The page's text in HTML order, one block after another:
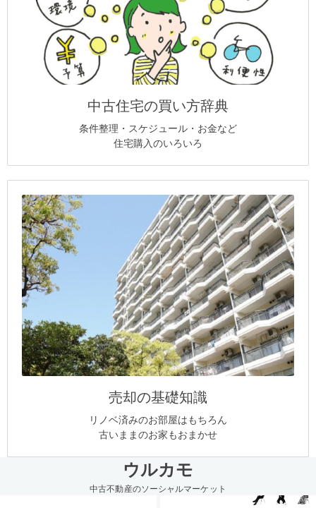
中古住宅の買い方辞典
条件整理・スケジュール・お金など
住宅購入のいろいろ
売却の基礎知識
リノベ済みのお部屋はもちろん
古いままのお家もおまかせ
ウルカモ
中古不動産のソーシャルマーケット